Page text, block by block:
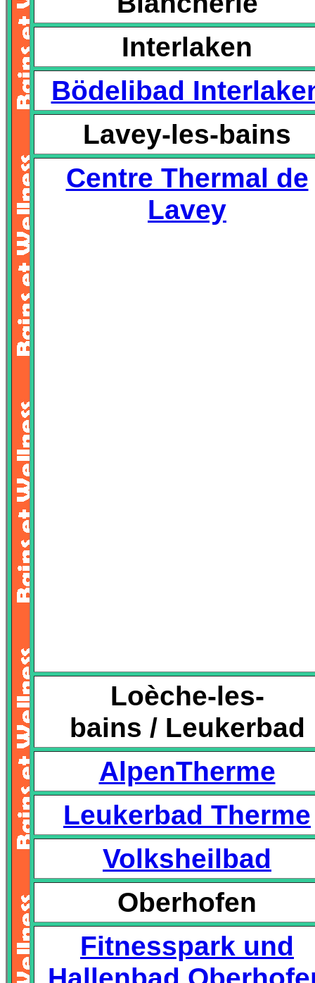
Interlaken
Bödelibad
Lavey-les-bains
Centre Thermal de
Lavey
Loèche-les-
bains / Leukerbad
AlpenTherme
Leukerbad Therme
Volksheilbad
Oberhofen
Fitnesspark und